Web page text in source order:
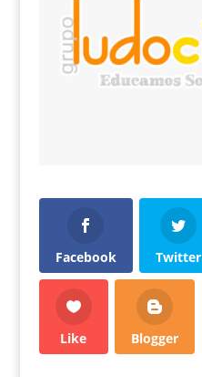
Facebook Twitter
Like Blogger